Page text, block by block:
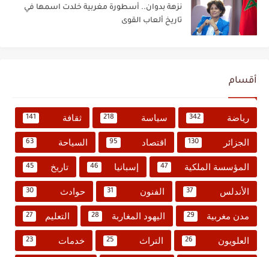
نزهة بدوان.. أسطورة مغربية خلدت اسمها في
تاريخ ألعاب القوى
أقسام
رياضة 342 سياسة 218 ثقافة 141
الجزائر 130 اقتصاد 95 السياحة 63
المؤسسة الملكية 47 إسبانيا 46 تاريخ 45
الأندلس 37 الفنون 31 حوادث 30
مدن مغربية 29 اليهود المغاربة 28 التعليم 27
العلويون 26 التراث 25 خدمات 23